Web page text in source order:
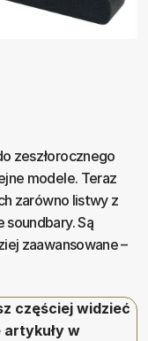
zeszłorocznego
modele. Teraz
zarówno listwy z
Są
zaawansowane –
częściej widzieć
artykuły w